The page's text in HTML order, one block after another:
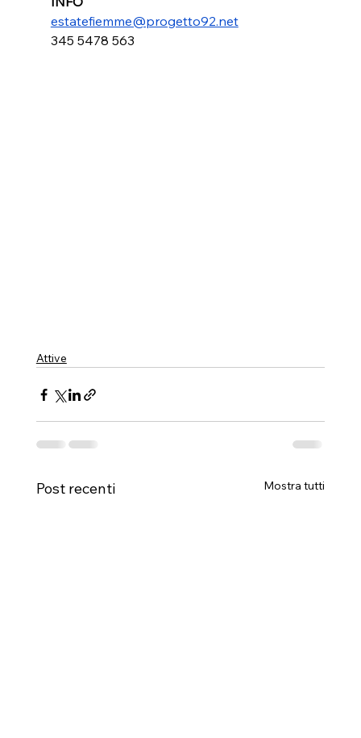
estatefiemme@progetto92.net
345 5478 563
Attive
Post recenti Mostra tutti